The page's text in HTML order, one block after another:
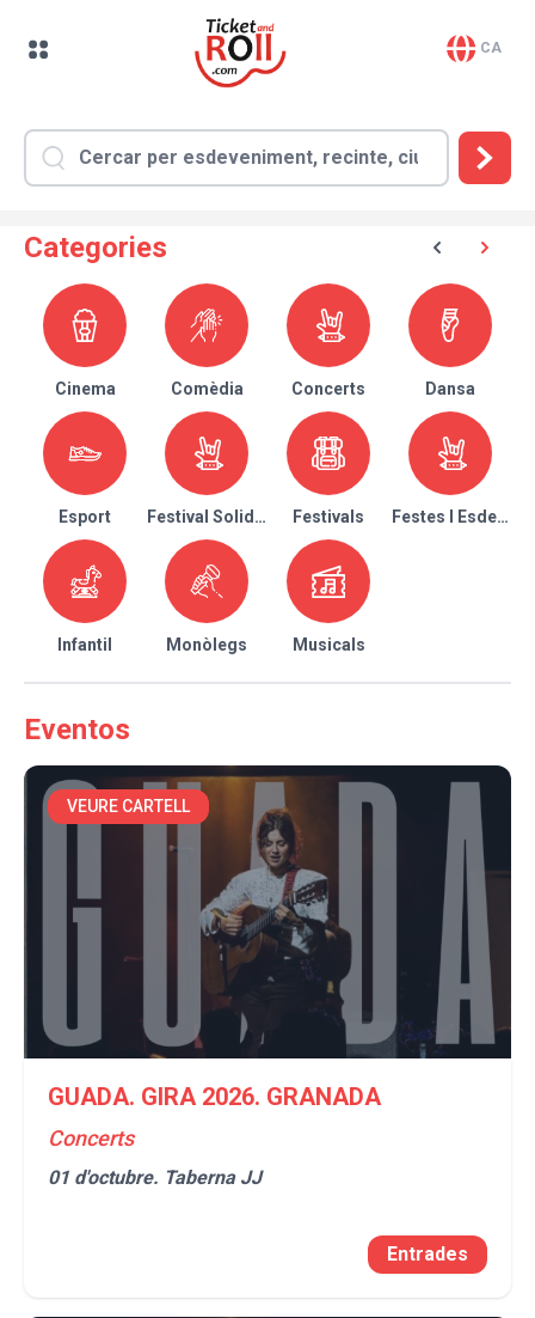
CA
Categories
Cinema Comèdia Concerts Dansa
Esport Festival Solidari Festivals Festes I
Infantil Monòlegs Musicals
Eventos
VEURE CARTELL
GUADA. GIRA 2026. GRANADA
Concerts
01 d'octubre. Taberna JJ
Entrades